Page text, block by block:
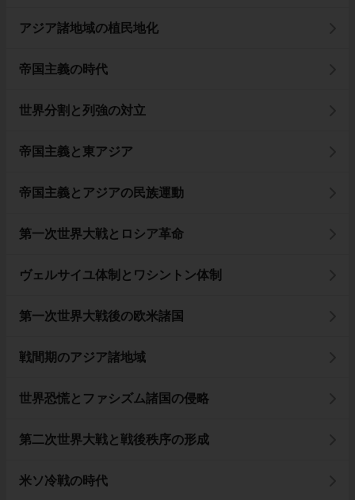
アジア諸地域の植民地化
帝国主義の時代
世界分割と列強の対立
帝国主義と東アジア
帝国主義とアジアの民族運動
第一次世界大戦とロシア革命
ヴェルサイユ体制とワシントン体制
第一次世界大戦後の欧米諸国
戦間期のアジア諸地域
世界恐慌とファシズム諸国の侵略
第二次世界大戦と戦後秩序の形成
米ソ冷戦の時代